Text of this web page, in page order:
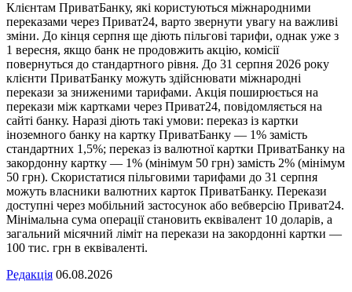
Клієнтам ПриватБанку, які користуються міжнародними
переказами через Приват24, варто звернути увагу на важливі
зміни. До кінця серпня ще діють пільгові тарифи, однак уже з
1 вересня, якщо банк не продовжить акцію, комісії
повернуться до стандартного рівня. До 31 серпня 2026 року
клієнти ПриватБанку можуть здійснювати міжнародні
перекази за зниженими тарифами. Акція поширюється на
перекази між картками через Приват24, повідомляється на
сайті банку. Наразі діють такі умови: переказ із картки
іноземного банку на картку ПриватБанку — 1% замість
стандартних 1,5%; переказ із валютної картки ПриватБанку на
закордонну картку — 1% (мінімум 50 грн) замість 2% (мінімум
50 грн). Скористатися пільговими тарифами до 31 серпня
можуть власники валютних карток ПриватБанку. Перекази
доступні через мобільний застосунок або вебверсію Приват24.
Мінімальна сума операції становить еквівалент 10 доларів, а
загальний місячний ліміт на перекази на закордонні картки —
100 тис. грн в еквіваленті.
Редакція 06.08.2026